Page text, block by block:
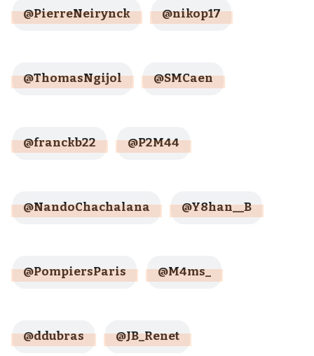
@PierreNeirynck @nikop17
@ThomasNgijol @SMCaen
@franckb22 @P2M44
@NandoChachalana @Y8han__B
@PompiersParis @M4ms_
@ddubras @JB_Renet